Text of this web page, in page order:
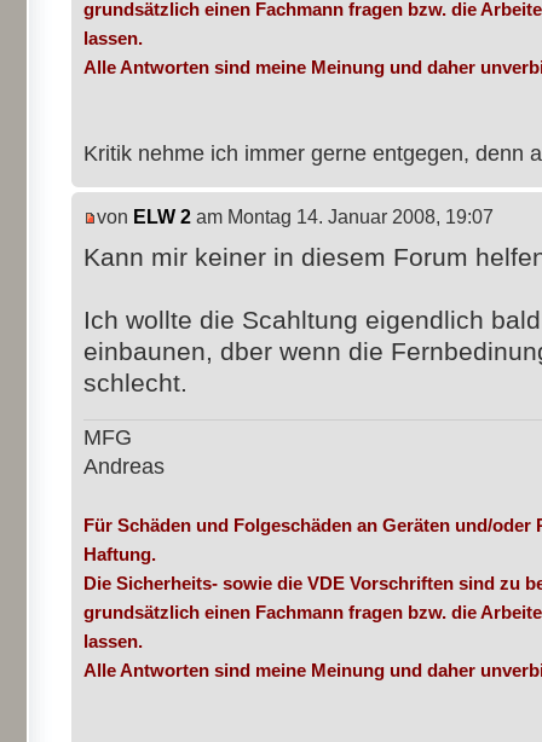
grundsätzlich einen Fachmann fragen bzw. die
lassen.
Alle Antworten sind meine Meinung und daher
Kritik nehme ich immer gerne entgegen, denn
von ELW 2 am Montag 14. Januar 2008, 19:07
Kann mir keiner in diesem Forum
Ich wollte die Scahltung eigendlich
einbaunen, dber wenn die
schlecht.
MFG
Andreas
Für Schäden und Folgeschäden an Geräten und/oder
Haftung.
Die Sicherheits- sowie die VDE Vorschriften sind zu
grundsätzlich einen Fachmann fragen bzw. die
lassen.
Alle Antworten sind meine Meinung und daher